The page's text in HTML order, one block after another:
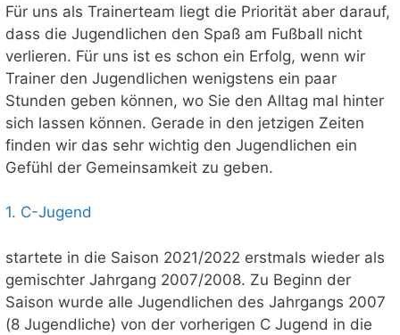
Für uns als Trainerteam liegt die Priorität aber darauf,
dass die Jugendlichen den Spaß am Fußball nicht
verlieren. Für uns ist es schon ein Erfolg, wenn wir
Trainer den Jugendlichen wenigstens ein paar
Stunden geben können, wo Sie den Alltag mal hinter
sich lassen können. Gerade in den jetzigen Zeiten
finden wir das sehr wichtig den Jugendlichen ein
Gefühl der Gemeinsamkeit zu geben.
1. C-Jugend
startete in die Saison 2021/2022 erstmals wieder als
gemischter Jahrgang 2007/2008. Zu Beginn der
Saison wurde alle Jugendlichen des Jahrgangs 2007
(8 Jugendliche) von der vorherigen C Jugend in die